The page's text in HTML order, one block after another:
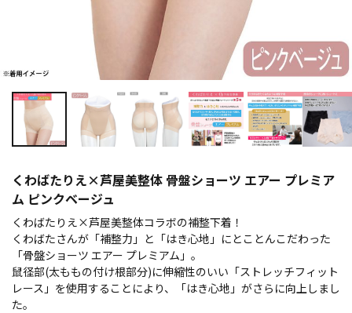
くわばたりえ×芦屋美整体 骨盤ショーツ エアー プレミア
ム ピンクベージュ
くわばたりえ×芦屋美整体コラボの補整下着！
くわばたさんが「補整力」と「はき心地」にとことんこだわった
「骨盤ショーツ エアー プレミアム」。
鼠径部(太ももの付け根部分)に伸縮性のいい「ストレッチフィット
レース」を使用することにより、「はき心地」がさらに向上しまし
た。